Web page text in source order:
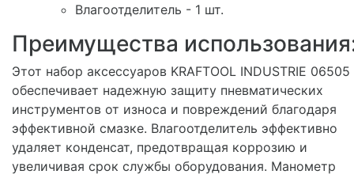
Влагоотделитель - 1 шт.
Преимущества
Этот набор аксессуаров KRAFTOOL INDUSTRIE 06505
обеспечивает надежную защиту пневматических
инструментов от износа и повреждений благодаря
эффективной смазке. Влагоотделитель эффективно
удаляет конденсат, предотвращая коррозию и
увеличивая срок службы оборудования. Манометр